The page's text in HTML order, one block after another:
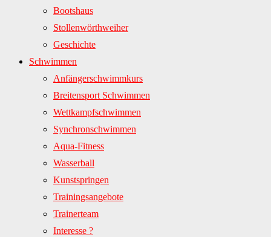
Bootshaus
Stollenwörthweiher
Geschichte
Schwimmen
Anfängerschwimmkurs
Breitensport Schwimmen
Wettkampfschwimmen
Synchronschwimmen
Aqua-Fitness
Wasserball
Kunstspringen
Trainingsangebote
Trainerteam
Interesse ?